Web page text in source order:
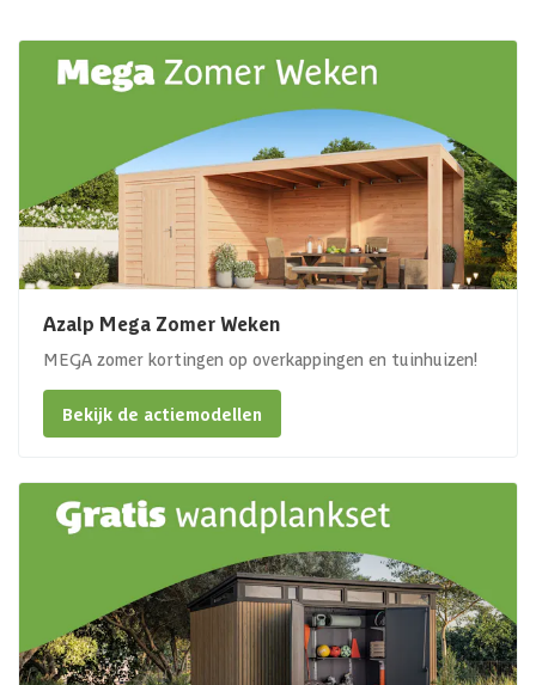
Azalp Mega Zomer Weken
MEGA zomer kortingen op overkappingen en tuinhuizen!
Bekijk de actiemodellen